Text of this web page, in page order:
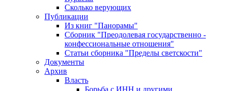
Сколько верующих
Публикации
Из книг "Панорамы"
Сборник "Преодолевая государственно -
конфессиональные отношения"
Статьи сборника "Пределы светскости"
Документы
Архив
Власть
Борьба с ИНН и другими